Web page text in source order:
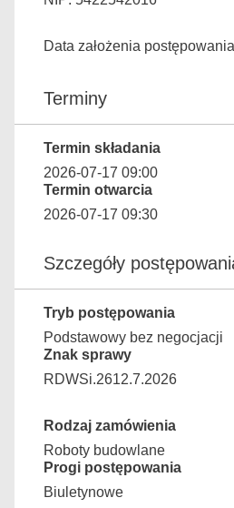
Data założenia
Terminy
Termin składania
2026-07-17 09:00
Termin otwarcia
2026-07-17 09:30
Szczegóły
Tryb postępowania
Podstawowy bez negocjacji
Znak sprawy
RDWSi.2612.7.2026
Rodzaj zamówienia
Roboty budowlane
Progi postępowania
Biuletynowe